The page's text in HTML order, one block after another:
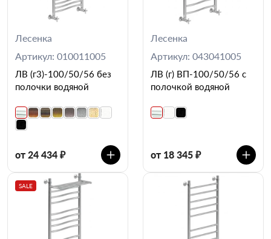
Лесенка
Артикул: 010011005
ЛВ (г3)-100/50/56 без
полочки водяной
от 24 434 ₽
Лесенка
Артикул: 043041005
ЛВ (г) ВП-100/50/56 с
полочкой водяной
от 18 345 ₽
SALE